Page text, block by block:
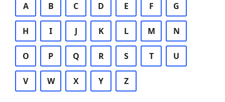
A B C D E F G
H I J K L M N
O P Q R S T U
V W X Y Z